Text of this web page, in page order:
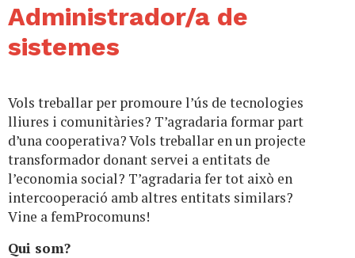
Administrador/a de
sistemes
Vols treballar per promoure l’ús de tecnologies
lliures i comunitàries? T’agradaria formar part
d’una cooperativa? Vols treballar en un projecte
transformador donant servei a entitats de
l’economia social? T’agradaria fer tot això en
intercooperació amb altres entitats similars?
Vine a femProcomuns!
Qui som?